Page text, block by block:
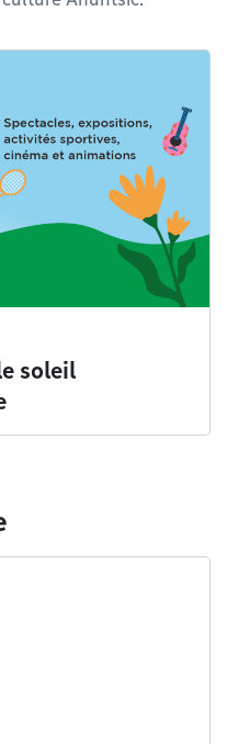
soleil